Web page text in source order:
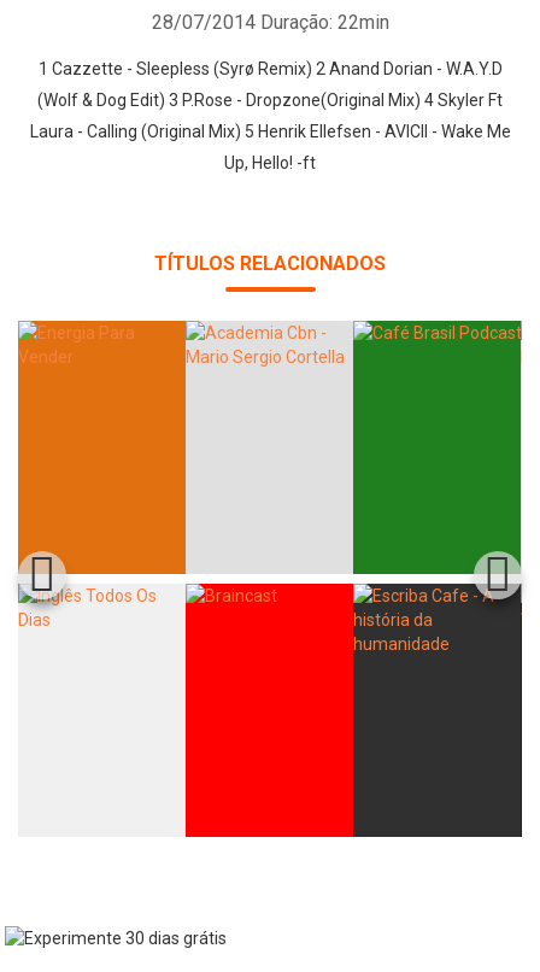
28/07/2014 Duração: 22min
1 Cazzette - Sleepless (Syrø Remix) 2 Anand Dorian - W.A.Y.D
(Wolf & Dog Edit) 3 P.Rose - Dropzone(Original Mix) 4 Skyler Ft
Laura - Calling (Original Mix) 5 Henrik Ellefsen - AVICII - Wake Me
Up, Hello! -ft
TÍTULOS RELACIONADOS